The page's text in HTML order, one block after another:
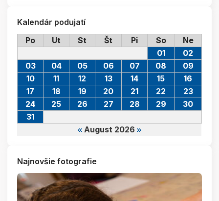
Kalendár podujatí
Po
Ut St Št Pi So Ne
August 2026
01
02
03
04 05 06 07 08
09
10
11 12 13 14 15
16
17
18 19 20 21 22
23
24
25 26 27 28 29
30
31
Najnovšie fotografie